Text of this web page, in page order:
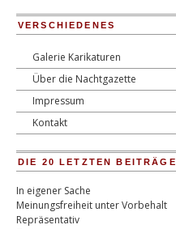
VERSCHIEDENES
Galerie Karikaturen
Über die Nachtgazette
Impressum
Kontakt
DIE 20 LETZTEN BEITRÄGE
In eigener Sache
Meinungsfreiheit unter Vorbehalt
Repräsentativ